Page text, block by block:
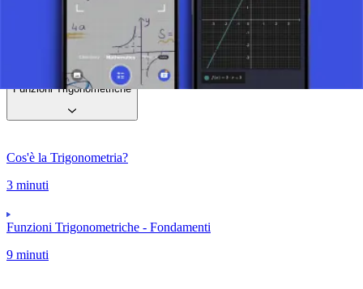
Scatta una foto del tuo compito e usa il tutor AI.
Funzioni Trigonometriche
Cos'è la Trigonometria?
3 minuti
Funzioni Trigonometriche - Fondamenti
9 minuti